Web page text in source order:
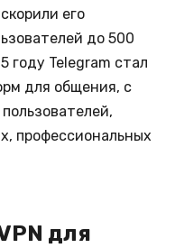
его
до 500
году Telegram стал
для общения, с
профессиональных
для